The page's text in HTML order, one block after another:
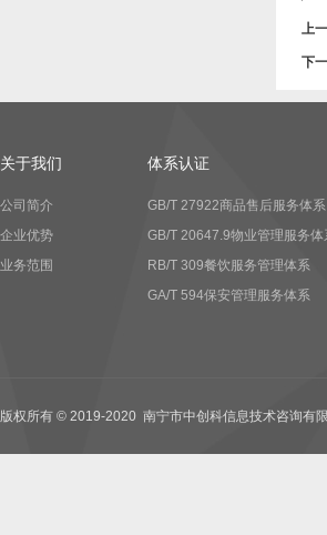
上
下
关于我们
公司简介
企业优势
业务范围
体系认证
GB/T 27922商品售后服务体系
GB/T 20647.9物业管理服务体
RB/T 309餐饮服务管理体系
GA/T 594保安管理服务体系
版权所有 © 2019-2020 南宁市中创科信息技术咨询有